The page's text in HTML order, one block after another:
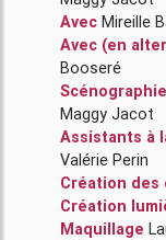
Avec Mireille
Avec (en
Booseré
Maggy Jacot
Assistants à
Valérie Perin
Création des
Création
Maquillage